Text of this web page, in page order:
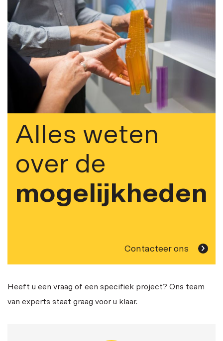
Alles weten
over de
mogelijkheden
Contacteer ons
Heeft u een vraag of een specifiek project? Ons team
van experts staat graag voor u klaar.